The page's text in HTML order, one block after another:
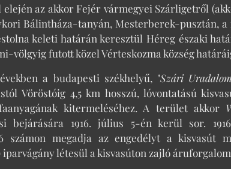
elején az akkor Fejér vármegyei Szárligetről
Bálintháza-tanyán, Mesterberek-pusztán,
keleti határán keresztül Héreg északi
völgyig futott közel Vérteskozma község
a budapesti székhelyű, "Szári
Vöröstóig 4,5 km hosszú, lóvontatású
kitermeléséhez. A terület akkor
bejárására 1916. július 5-én kerül sor.
számon megadja az engedélyt a kisvasút
iparvágány létesül a kisvasúton zajló